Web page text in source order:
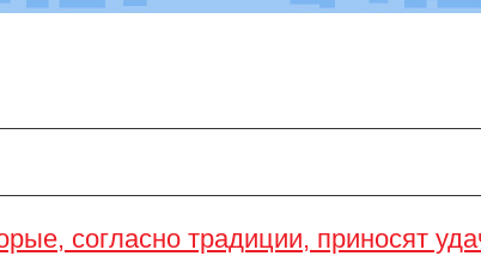
согласно традиции, приносят